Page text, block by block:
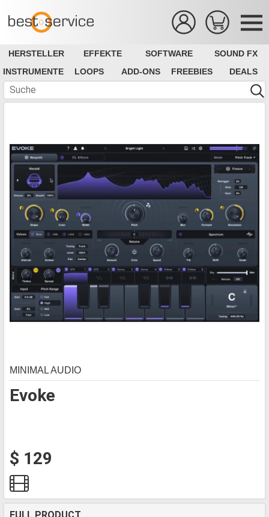
HERSTELLER EFFEKTE SOFTWARE
SOUND FX
INSTRUMENTE
LOOPS ADD-ONS FREEBIES DEALS
Evoke
MINIMAL AUDIO
$ 129